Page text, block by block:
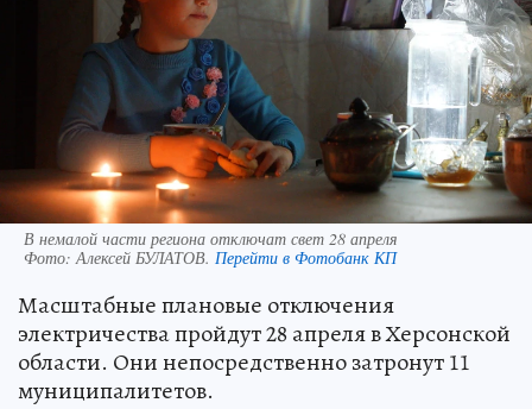
В немалой части региона отключат свет 28 апреля
Фото:Алексей БУЛАТОВ. Перейти в Фотобанк КП
Масштабные плановые отключения
электричества пройдут 28 апреля в Херсонской
области. Они непосредственно затронут 11
муниципалитетов.